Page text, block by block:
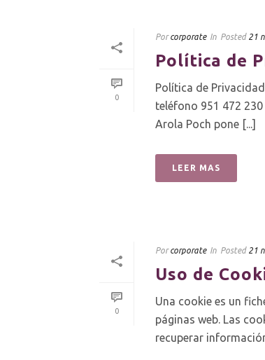
0
Por corporate In Posted 21
Política de
Política de
teléfono 951 472
Arola Poch pone [...]
LEER MAS
0
Por corporate In Posted 21
Uso de
Una cookie es un
páginas web. Las
recuperar